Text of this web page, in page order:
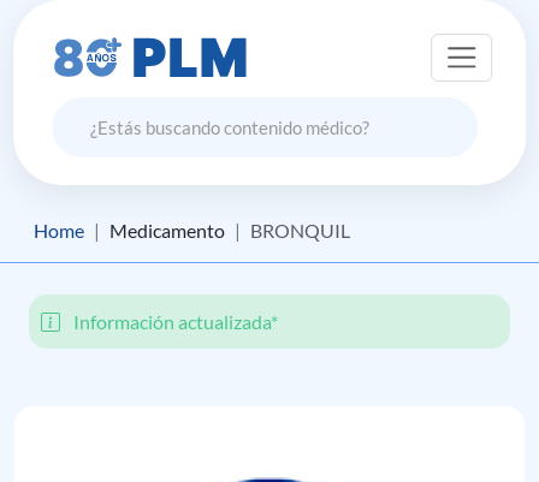
Home Medicamento BRONQUIL
Información actualizada*